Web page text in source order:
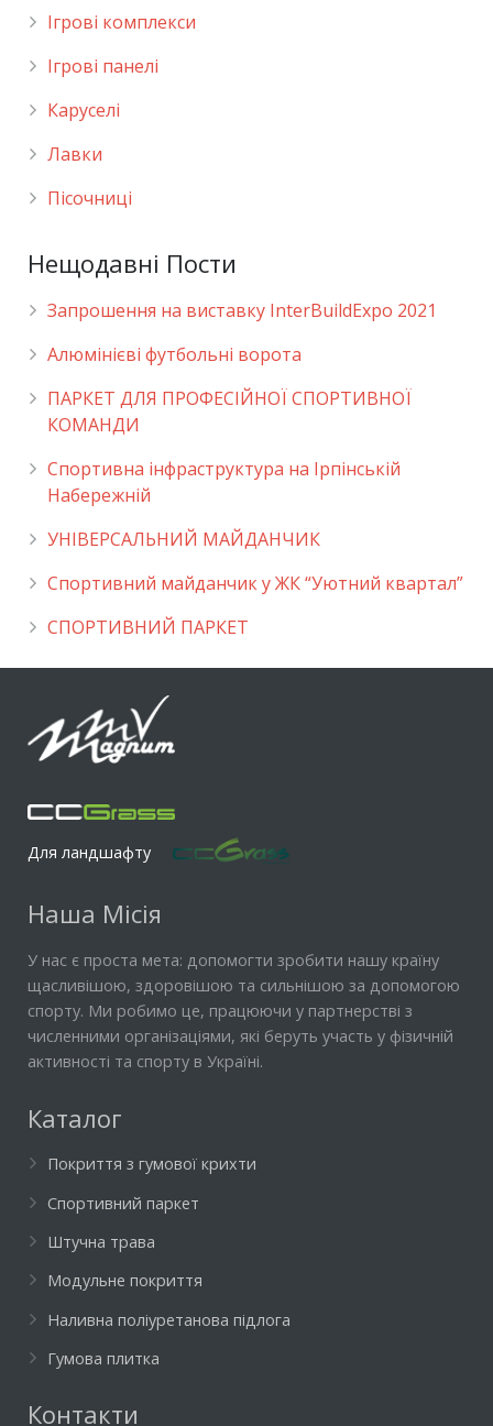
Ігрові комплекси
Ігрові панелі
Каруселі
Лавки
Пісочниці
Нещодавні Пости
Запрошення на виставку InterBuildExpo 2021
Алюмінієві футбольні ворота
ПАРКЕТ ДЛЯ ПРОФЕСІЙНОЇ СПОРТИВНОЇ
КОМАНДИ
Спортивна інфраструктура на Ірпінській
Набережній
УНІВЕРСАЛЬНИЙ МАЙДАНЧИК
Cпортивний майданчик у ЖК “Уютний квартал”
СПОРТИВНИЙ ПАРКЕТ
Для ландшафту
Наша Місія
У нас є проста мета: допомогти зробити нашу країну
щасливішою, здоровішою та сильнішою за допомогою
спорту. Ми робимо це, працюючи у партнерстві з
численними організаціями, які беруть участь у фізичній
активності та спорту в Україні.
Каталог
Покриття з гумової крихти
Спортивний паркет
Штучна трава
Модульне покриття
Наливна поліуретанова підлога
Гумова плитка
Контакти